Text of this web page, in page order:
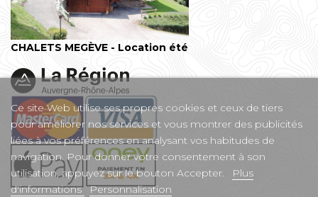
CHALETS MEGÈVE - Location été
Ce site Web utilise ses propres cookies et ceux de tiers
pour améliorer nos services et vous montrer des publicités
liées à vos préférences en analysant vos habitudes de
navigation. Pour donner votre consentement à son
utilisation, appuyez sur le bouton Accepter.
Plus
d'informations Personnalisation